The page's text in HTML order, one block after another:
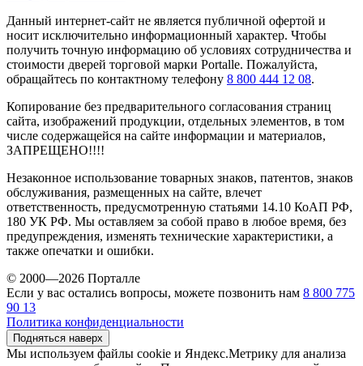
Данный интернет-сайт не является публичной офертой и
носит исключительно информационный характер. Чтобы
получить точную информацию об условиях сотрудничества и
стоимости дверей торговой марки Portalle. Пожалуйста,
обращайтесь по контактному телефону 8 800 444 12 08.
Копирование без предварительного согласования страниц
сайта, изображений продукции, отдельных элементов, в том
числе содержащейся на сайте информации и материалов,
ЗАПРЕЩЕНО!!!!
Незаконное использование товарных знаков, патентов, знаков
обслуживания, размещенных на сайте, влечет
ответственность, предусмотренную статьями 14.10 КоАП РФ,
180 УК РФ. Мы оставляем за собой право в любое время, без
предупреждения, изменять технические характеристики, а
также опечатки и ошибки.
© 2000—2026 Порталле
Если у вас остались вопросы, можете позвонить нам 8 800 775
90 13
Политика конфиденциальности
Подняться наверх
Мы используем файлы cookie и Яндекс.Метрику для анализа